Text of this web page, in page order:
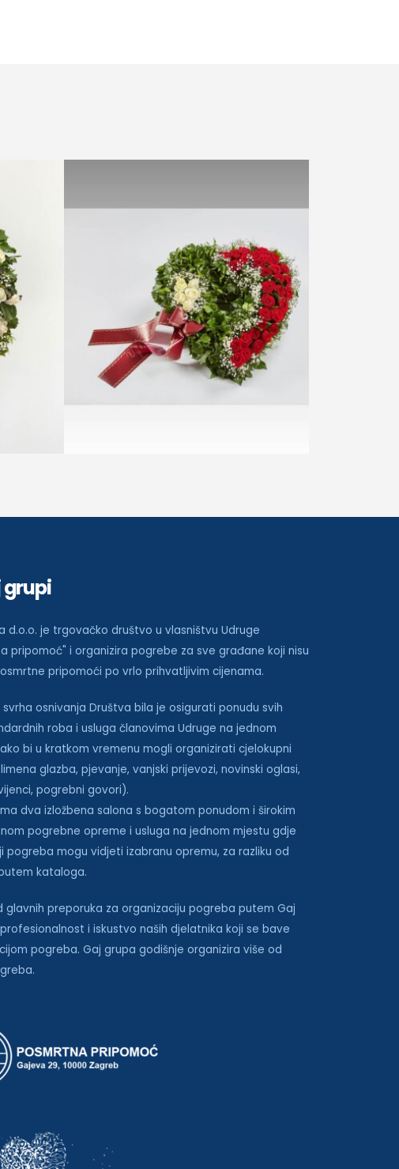
grupi
d.o.o. je trgovačko društvo u vlasništvu Udruge
pripomoć" i organizira pogrebe za sve građane koji nisu
pripomoći po vrlo prihvatljivim cijenama.
svrha osnivanja Društva bila je osigurati ponudu svih
roba i usluga članovima Udruge na jednom
bi u kratkom vremenu mogli organizirati cjelokupni
glazba, pjevanje, vanjski prijevozi, novinski oglasi,
pogrebni govori).
dva izložbena salona s bogatom ponudom i širokim
pogrebne opreme i usluga na jednom mjestu gdje
pogreba mogu vidjeti izabranu opremu, za razliku od
kataloga.
glavnih preporuka za organizaciju pogreba putem Gaj
i iskustvo naših djelatnika koji se bave
pogreba. Gaj grupa godišnje organizira više od